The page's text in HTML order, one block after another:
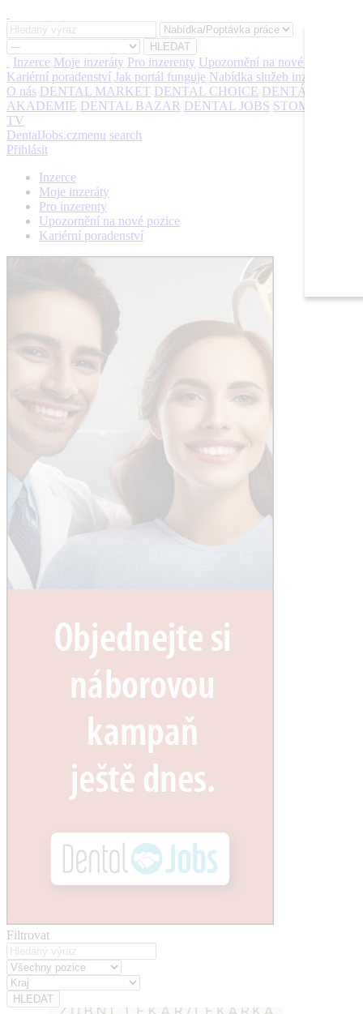
Inzerce Moje inzeráty Pro inzerenty Upozornění na nové pozice
Kariérní poradenství Jak portál funguje Nabídka služeb inzerentům
O nás DENTAL MARKET DENTAL CHOICE DENTÁLNÍ
AKADEMIE DENTAL BAZAR DENTAL JOBS STOMATEAM
TV
DentalJobs.czmenu search
Přihlásit
Inzerce
Moje inzeráty
Pro inzerenty
Upozornění na nové pozice
Kariérní poradenství
Filtrovat